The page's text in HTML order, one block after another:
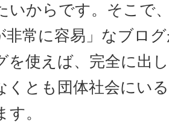
いからです。そこで
非常に容易」なブロ
を使えば、完全に出
くとも団体社会にい
。